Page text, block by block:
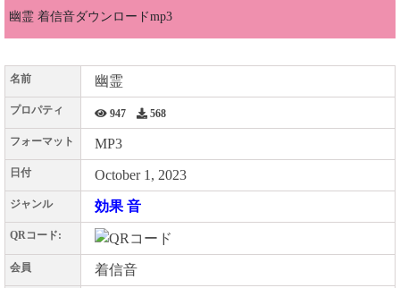
幽霊 着信音ダウンロードmp3
名前 幽霊
プロパティ 947 568
フォーマット MP3
日付 October 1, 2023
ジャンル 効果 音
QRコード:
会員 着信音